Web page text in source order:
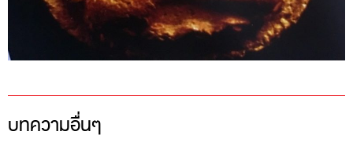
บทความอื่นๆ